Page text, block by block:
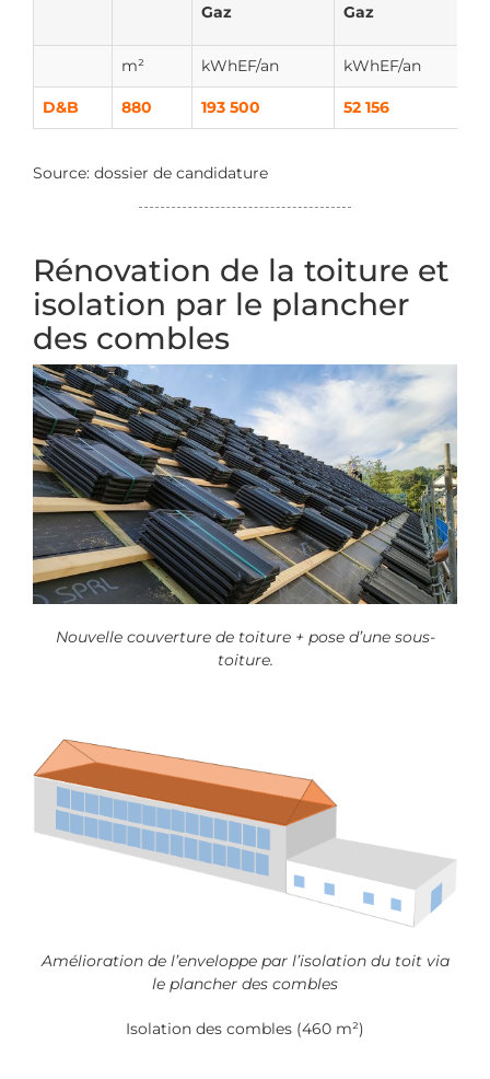
Gaz Gaz
m² kWhEF/an kWhEF/an
D&B 880 193 500 52 156
Source: dossier de candidature
Rénovation de la toiture et
isolation par le plancher
des combles
Nouvelle couverture de toiture + pose d’une sous-
toiture.
Amélioration de l’enveloppe par l’isolation du toit via
le plancher des combles
Isolation des combles (460 m²)